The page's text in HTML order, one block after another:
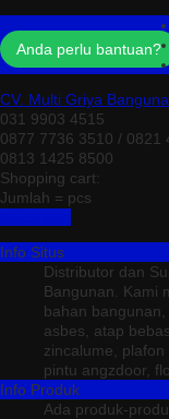
Anda perlu bantuan?
CV. Multi Griya
031 9903 4515
0877 7736 3510 / 0821
0813 1425 8500
Shopping cart:
Jumlah = pcs
Info Situs
Distributor dan
Bangunan. Kami
bahan
asbes, atap
zincalume,
pintu angzdoor,
Info Produk
Ada produk-